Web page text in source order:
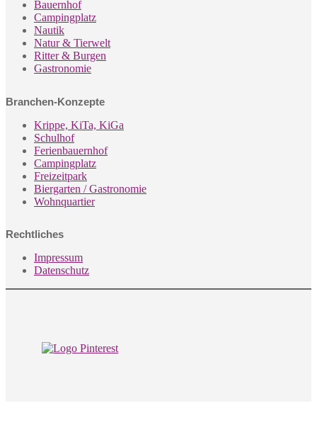
Bauernhof
Campingplatz
Nautik
Natur & Tierwelt
Ritter & Burgen
Gastronomie
Branchen-Konzepte
Krippe, KiTa, KiGa
Schulhof
Ferienbauernhof
Campingplatz
Freizeitpark
Biergarten / Gastronomie
Wohnquartier
Rechtliches
Impressum
Datenschutz